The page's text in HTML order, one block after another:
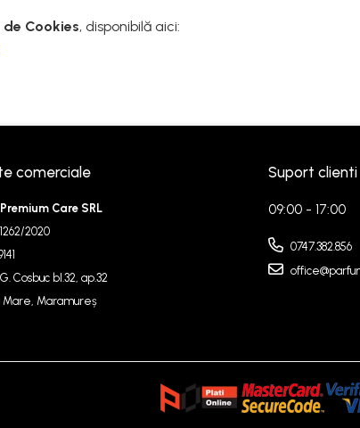
Cookies, disponibilă aici:
comerciale
Care SRL
2020
Cosbuc bl.32, ap.32
Mare, Maramureș
Suport clienti
09:00 - 17:00
0747.382.856